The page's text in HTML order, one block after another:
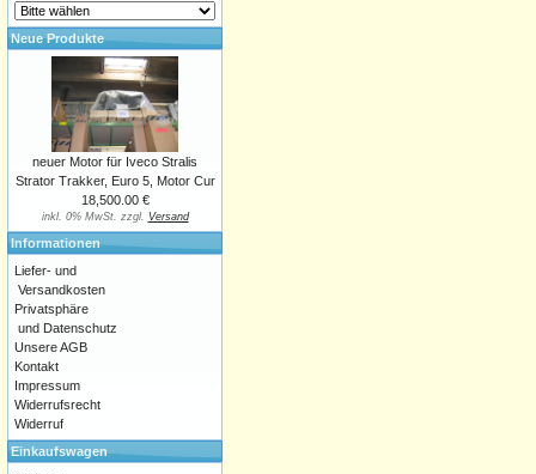
Neue Produkte
neuer Motor für Iveco Stralis
Strator Trakker, Euro 5, Motor Cur
18,500.00 €
inkl. 0% MwSt. zzgl. Versand
Informationen
Liefer- und
Versandkosten
Privatsphäre
und Datenschutz
Unsere AGB
Kontakt
Impressum
Widerrufsrecht
Widerruf
Einkaufswagen